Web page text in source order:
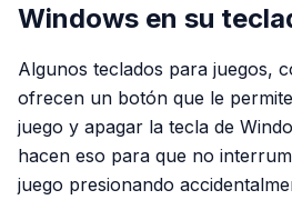
Windows en su
Algunos teclados para juegos,
ofrecen un botón que le
juego y apagar la tecla de
hacen eso para que no
juego presionando